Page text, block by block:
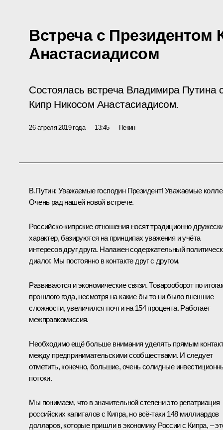
Встреча с Президентом
Анастасиадисом
Состоялась встреча Владимира Путина
Кипр Никосом Анастасиадисом.
26 апреля 2019 года 13:45 Пекин
В.Путин: Уважаемые господин Президент! Уважаемые
Очень рад нашей новой встрече.
Российско-кипрские отношения носят традиционно
характер, базируются на принципах уважения и учёта
интересов друг друга. Налажен содержательный
диалог. Мы постоянно в контакте друг с другом.
Развиваются и экономические связи. Товарооборот по
прошлого года, несмотря на какие бы то ни было внешние
сложности, увеличился почти на 154 процента. Работает
межправкомиссия.
Необходимо ещё больше внимания уделять прямым
между предпринимательскими сообществами. И следует
отметить, конечно, большие, очень солидные
потоки.
Мы понимаем, что в значительной степени это репатриация
российских капиталов с Кипра, но всё-таки 148 миллиардов
долларов, которые пришли в экономику России с Кипра, –